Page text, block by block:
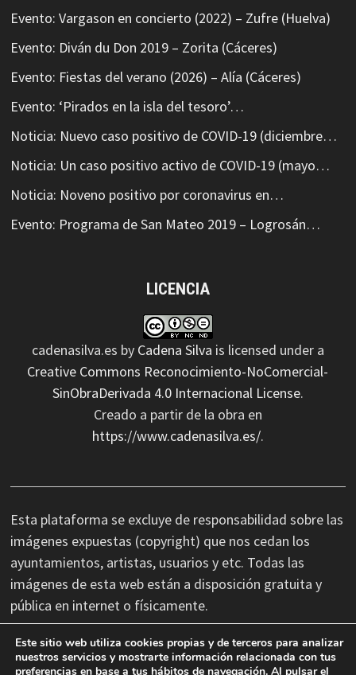
Evento: Vargason en concierto (2022) – Zufre (Huelva)
Evento: Diván du Don 2019 – Zorita (Cáceres)
Evento: Fiestas del verano (2026) – Alía (Cáceres)
Evento: ‘Pirados en la isla del tesoro’…
Noticia: Nuevo caso positivo de COVID-19 (diciembre…
Noticia: Un caso positivo activo de COVID-19 (mayo…
Noticia: Noveno positivo por coronavirus en…
Evento: Programa de San Mateo 2019 – Logrosán…
LICENCIA
cadenasilva.es by Cadena Silva is licensed under a
Creative Commons Reconocimiento-NoComercial-
SinObraDerivada 4.0 Internacional License.
Creado a partir de la obra en
https://www.cadenasilva.es/.
Esta plataforma se excluye de responsabilidad sobre las
imágenes expuestas (copyright) que nos cedan los
ayuntamientos, artistas, usuarios y etc. Todas las
imágenes de esta web están a disposición gratuita y
pública en internet o físicamente.
No nos hacemos responsables de las erratas
Este sitio web utiliza cookies propias y de terceros para analizar
nuestros servicios y mostrarte información relacionada con tus
preferencias en base a tus hábitos de navegación. Al pulsar el